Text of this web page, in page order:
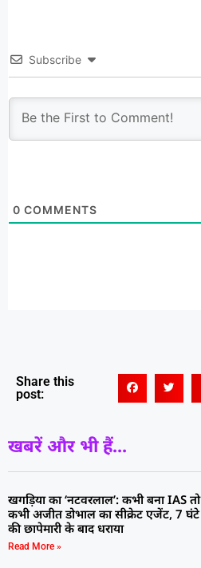
Subscribe
0 COMMENTS
Share this
post:
खबरें और भी हैं...
खगड़िया का ‘नटवरलाल’: कभी बना IAS तो
कभी अजीत डोभाल का सीक्रेट एजेंट, 7 घंटे
की छापेमारी के बाद धराया
Read More »